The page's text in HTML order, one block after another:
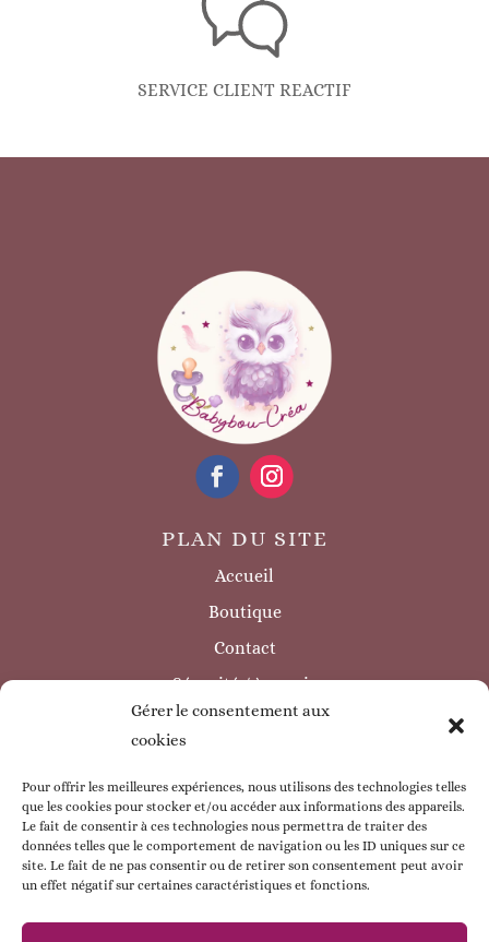
Gérer le consentement aux
cookies
Pour offrir les meilleures expériences, nous utilisons des technologies telles
que les cookies pour stocker et/ou accéder aux informations des appareils.
Le fait de consentir à ces technologies nous permettra de traiter des
données telles que le comportement de navigation ou les ID uniques sur ce
site. Le fait de ne pas consentir ou de retirer son consentement peut avoir
un effet négatif sur certaines caractéristiques et fonctions.
SERVICE CLIENT REACTIF
PLAN DU SITE
Accueil
Boutique
Contact
Sécurité / à savoir
INFORMATIONS LÉGALES
Politique de confidentialité
Politique de cookie
CGV
ESPACE CLIENT